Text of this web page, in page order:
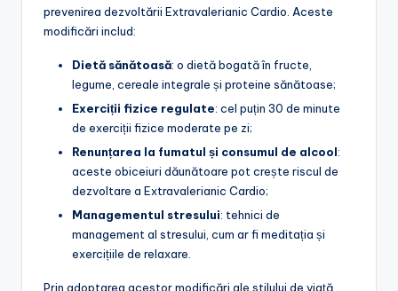
prevenirea dezvoltării Extravalerianic Cardio. Aceste
modificări includ:
Dietă sănătoasă: o dietă bogată în fructe,
legume, cereale integrale și proteine sănătoase;
Exerciții fizice regulate: cel puțin 30 de minute
de exerciții fizice moderate pe zi;
Renunțarea la fumatul și consumul de alcool:
aceste obiceiuri dăunătoare pot crește riscul de
dezvoltare a Extravalerianic Cardio;
Managementul stresului: tehnici de
management al stresului, cum ar fi meditația și
exercițiile de relaxare.
Prin adoptarea acestor modificări ale stilului de viață,